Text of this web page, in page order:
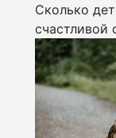
Сколько
счастливой